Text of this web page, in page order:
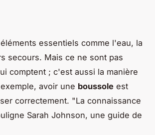
essentiels comme l'eau, la
secours. Mais ce ne sont pas
comptent ; c'est aussi la manière
avoir une boussole est
correctement. "La connaissance
Sarah Johnson, une guide de